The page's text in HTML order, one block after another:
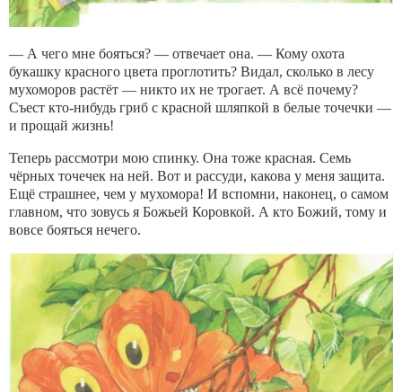
— А чего мне бояться? — отвечает она. — Кому охота
букашку красного цвета проглотить? Видал, сколько в лесу
мухоморов растёт — никто их не трогает. А всё почему?
Съест кто-нибудь гриб с красной шляпкой в белые точечки —
и прощай жизнь!
Теперь рассмотри мою спинку. Она тоже красная. Семь
чёрных точечек на ней. Вот и рассуди, какова у меня защита.
Ещё страшнее, чем у мухомора! И вспомни, наконец, о самом
главном, что зовусь я Божьей Коровкой. А кто Божий, тому и
вовсе бояться нечего.